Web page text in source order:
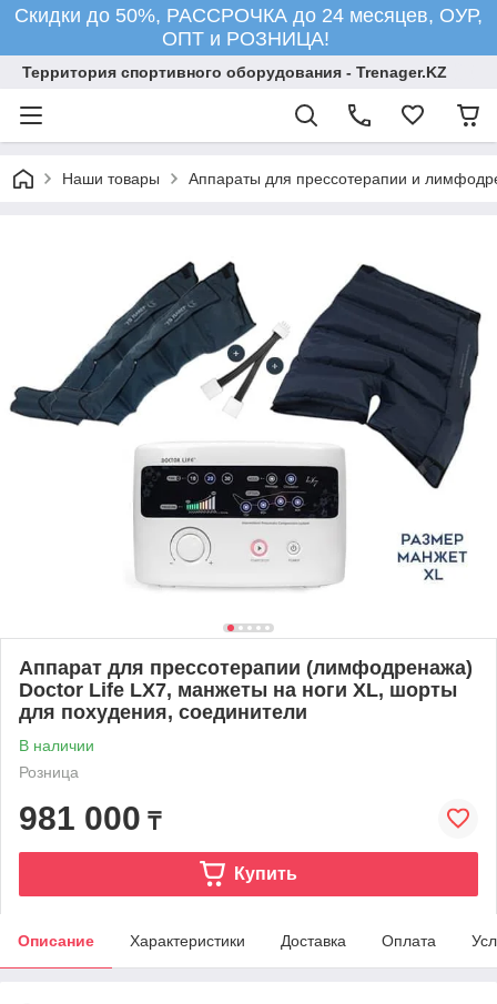
Скидки до 50%, РАССРОЧКА до 24 месяцев, ОУР,
ОПТ и РОЗНИЦА!
Территория спортивного оборудования - Trenager.KZ
Наши товары Аппараты для прессотерапии и
Аппарат для прессотерапии (лимфодренажа)
Doctor Life LX7, манжеты на ноги XL, шорты
для похудения, соединители
В наличии
Розница
981 000 ₸
Купить
Описание Характеристики Доставка Оплата